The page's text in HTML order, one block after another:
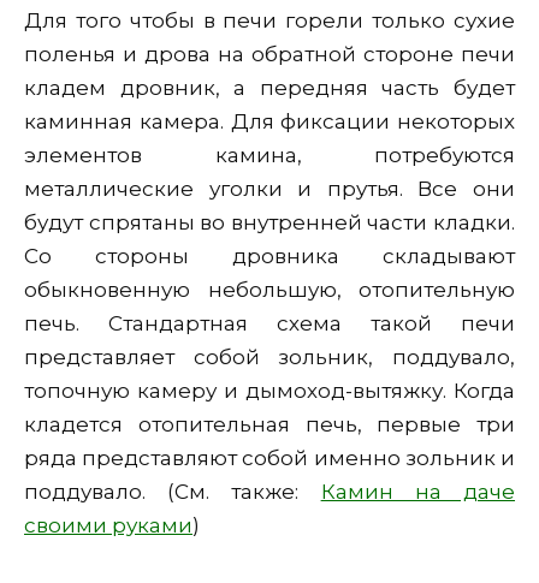
Для того чтобы в печи горели только сухие
поленья и дрова на обратной стороне печи
кладем дровник, а передняя часть будет
каминная камера. Для фиксации некоторых
элементов камина, потребуются
металлические уголки и прутья. Все они
будут спрятаны во внутренней части кладки.
Со стороны дровника складывают
обыкновенную небольшую, отопительную
печь. Стандартная схема такой печи
представляет собой зольник, поддувало,
топочную камеру и дымоход-вытяжку. Когда
кладется отопительная печь, первые три
ряда представляют собой именно зольник и
поддувало. (См. также: Камин на даче
своими руками)